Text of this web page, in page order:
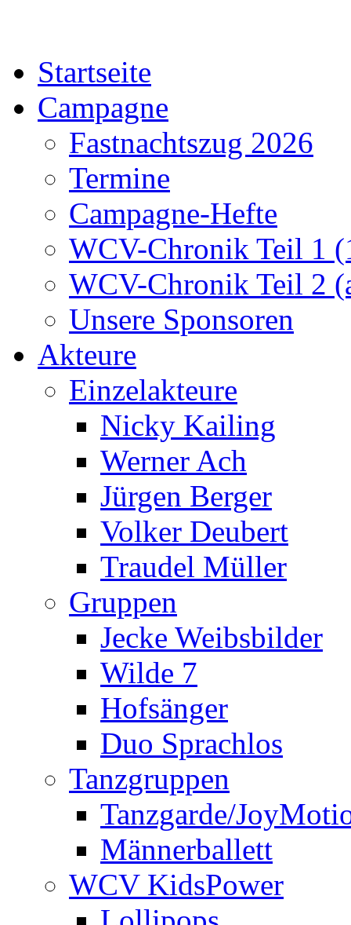
Startseite
Campagne
Fastnachtszug 2026
Termine
Campagne-Hefte
WCV-Chronik Teil 1
WCV-Chronik Teil 2
Unsere Sponsoren
Akteure
Einzelakteure
Nicky Kailing
Werner Ach
Jürgen Berger
Volker Deubert
Traudel Müller
Gruppen
Jecke Weibsbilder
Wilde 7
Hofsänger
Duo Sprachlos
Tanzgruppen
Tanzgarde/
Männerballett
WCV KidsPower